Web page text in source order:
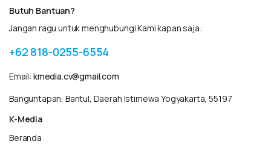
Butuh Bantuan?
Jangan ragu untuk menghubungi Kami kapan saja:
+62 818-0255-6554
Email: kmedia.cv@gmail.com
Banguntapan, Bantul, Daerah Istimewa Yogyakarta, 55197
K-Media
Beranda